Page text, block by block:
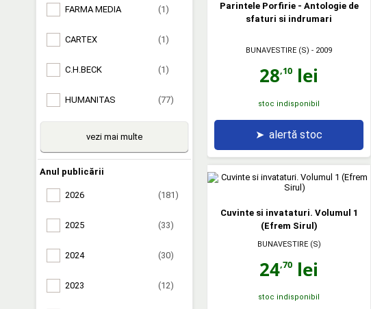
FARMA MEDIA (1)
CARTEX (1)
C.H.BECK (1)
HUMANITAS (77)
vezi mai multe
Anul publicării
2026 (181)
2025 (33)
2024 (30)
2023 (12)
Parintele Porfirie - Antologie de
sfaturi si indrumari
BUNAVESTIRE (S) - 2009
28,10 lei
stoc indisponibil
➤ alertă stoc
Cuvinte si invataturi. Volumul 1
(Efrem Sirul)
BUNAVESTIRE (S)
24,70 lei
stoc indisponibil